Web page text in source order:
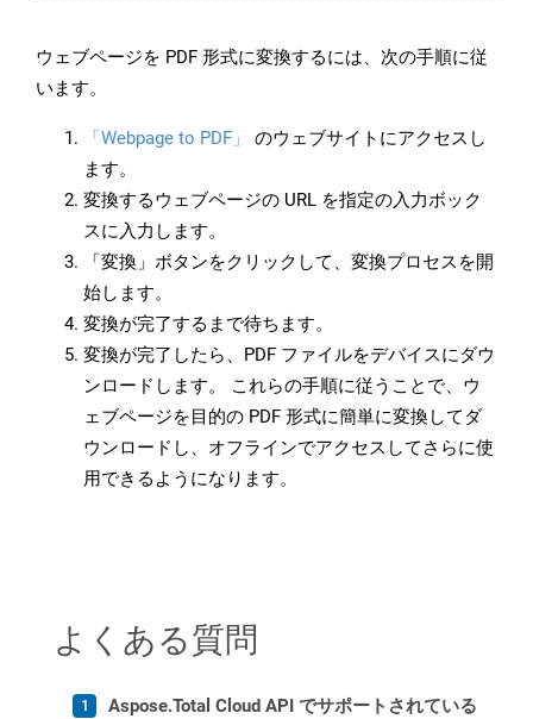
ウェブページを PDF 形式に変換するには、次の手順に従
います。
「Webpage to PDF」
のウェブサイトにアクセスし
ます。
変換するウェブページの URL を指定の入力ボック
スに入力します。
「変換」ボタンをクリックして、変換プロセスを開
始します。
変換が完了するまで待ちます。
変換が完了したら、PDF ファイルをデバイスにダウ
ンロードします。 これらの手順に従うことで、ウ
ェブページを目的の PDF 形式に簡単に変換してダ
ウンロードし、オフラインでアクセスしてさらに使
用できるようになります。
よくある質問
Aspose.Total Cloud API でサポートされている